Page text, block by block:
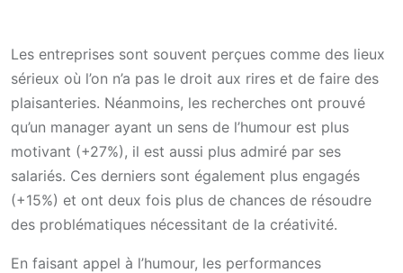
Les entreprises sont souvent perçues comme des lieux
sérieux où l’on n’a pas le droit aux rires et de faire des
plaisanteries. Néanmoins, les recherches ont prouvé
qu’un manager ayant un sens de l’humour est plus
motivant (+27%), il est aussi plus admiré par ses
salariés. Ces derniers sont également plus engagés
(+15%) et ont deux fois plus de chances de résoudre
des problématiques nécessitant de la créativité.
En faisant appel à l’humour, les performances